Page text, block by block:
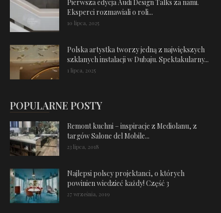
Pierwsza edycja Audi Design Talks za nami.
Eksperci rozmawiali o roli...
10 lipca, 2025
Polska artystka tworzy jedną z największych
szklanych instalacji w Dubaju. Spektakularny...
1 lipca, 2025
POPULARNE POSTY
Remont kuchni – inspiracje z Mediolanu, z
targów Salone del Mobile...
23 lipca, 2018
Najlepsi polscy projektanci, o których
powinien wiedzieć każdy! Część 3
27 września, 2019